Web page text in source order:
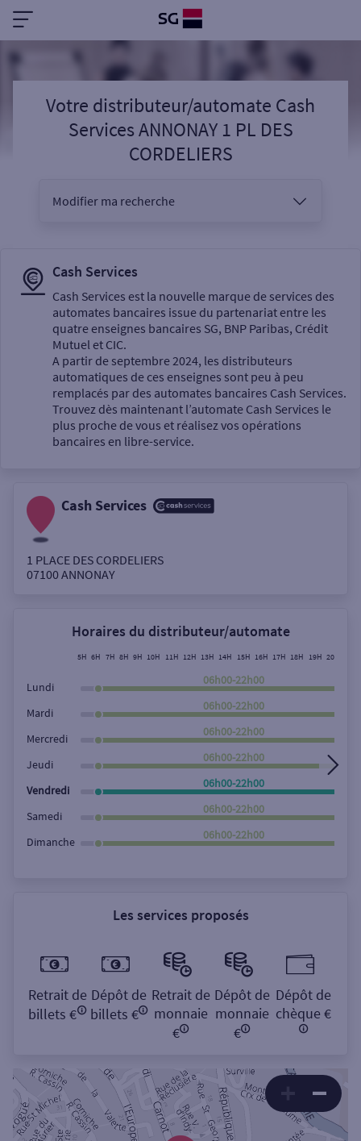
Votre distributeur/automate Cash
Services ANNONAY 1 PL DES
CORDELIERS
Modifier ma recherche
Sélectionnez votre recherche
Un service
Autour de moi
Rue
Rechercher
Cash Services
Cash Services est la nouvelle marque de services des
automates bancaires issue du partenariat entre les
quatre enseignes bancaires SG, BNP Paribas, Crédit
Mutuel et CIC.
A partir de septembre 2024, les distributeurs
automatiques de ces enseignes sont peu à peu
remplacés par des automates bancaires Cash Services.
Trouvez dès maintenant l’automate Cash Services le
plus proche de vous et réalisez vos opérations
bancaires en libre-service.
Cash Services
1 PLACE DES CORDELIERS
07100ANNONAY
Horaires du distributeur/automate
5H 6H 7H 8H 9H 10H 11H 12H 13H 14H 15H 16H 17H 18H 19H 20H
Lundi
06h00-22h00
Mardi
06h00-22h00
Mercredi
06h00-22h00
Jeudi
06h00-22h00
Vendredi
06h00-22h00
Samedi
06h00-22h00
Dimanche
06h00-22h00
Les services proposés
Retrait de
billets €
Dépôt de
billets €
Retrait de
monnaie
€
Dépôt de
monnaie
€
Dépôt de
chèque €